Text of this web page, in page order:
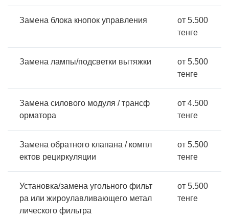
Замена блока кнопок управления
от 5.500
тенге
Замена лампы/подсветки вытяжки
от 5.500
тенге
Замена силового модуля / трансф
орматора
от 4.500
тенге
Замена обратного клапана / компл
ектов рециркуляции
от 5.500
тенге
Установка/замена угольного фильт
ра или жироулавливающего метал
лического фильтра
от 5.500
тенге